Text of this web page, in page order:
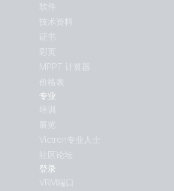
软件
技术资料
证书
彩页
MPPT 计算器
价格表
专业
培训
展览
Victron专业人士
社区论坛
登录
VRM端口